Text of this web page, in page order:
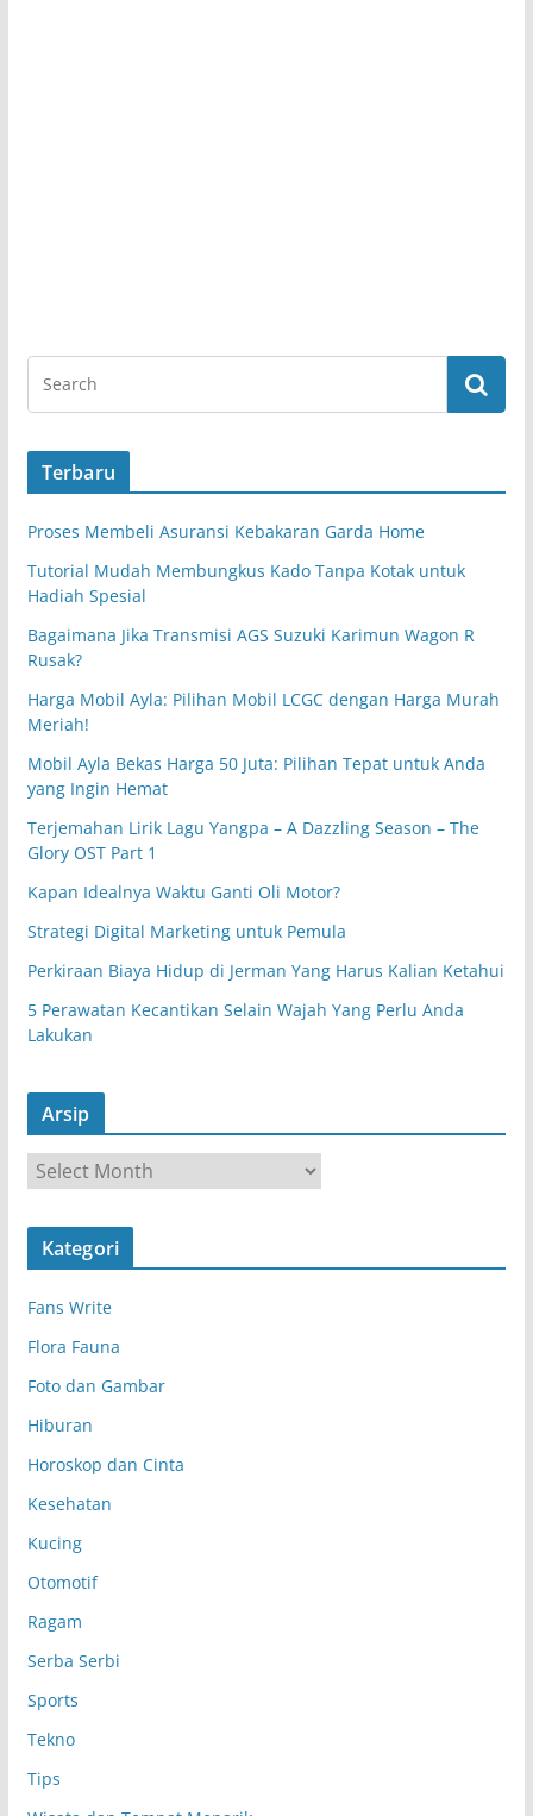
Terbaru
Proses Membeli Asuransi Kebakaran Garda Home
Tutorial Mudah Membungkus Kado Tanpa Kotak untuk
Hadiah Spesial
Bagaimana Jika Transmisi AGS Suzuki Karimun Wagon R
Rusak?
Harga Mobil Ayla: Pilihan Mobil LCGC dengan Harga Murah
Meriah!
Mobil Ayla Bekas Harga 50 Juta: Pilihan Tepat untuk Anda
yang Ingin Hemat
Terjemahan Lirik Lagu Yangpa – A Dazzling Season – The
Glory OST Part 1
Kapan Idealnya Waktu Ganti Oli Motor?
Strategi Digital Marketing untuk Pemula
Perkiraan Biaya Hidup di Jerman Yang Harus Kalian Ketahui
5 Perawatan Kecantikan Selain Wajah Yang Perlu Anda
Lakukan
Arsip
r
s
Kategori
Fans Write
Flora Fauna
Foto dan Gambar
Hiburan
Horoskop dan Cinta
Kesehatan
Kucing
Otomotif
Ragam
Serba Serbi
Sports
Tekno
Tips